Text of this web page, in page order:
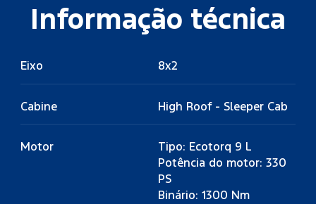
Informação técnica
Eixo 8x2
Cabine High Roof - Sleeper Cab
Motor
Tipo: Ecotorq 9 L
Potência do motor: 330
PS
Binário: 1300 Nm